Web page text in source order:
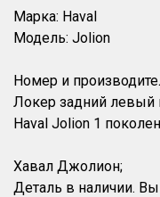
Марка: Haval
Модель: Jolion
Номер и
Локер задний левый
Haval Jolion 1
Хавал Джолион;
Деталь в наличии.